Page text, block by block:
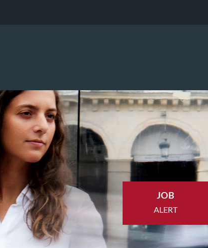
JOB
ALERT